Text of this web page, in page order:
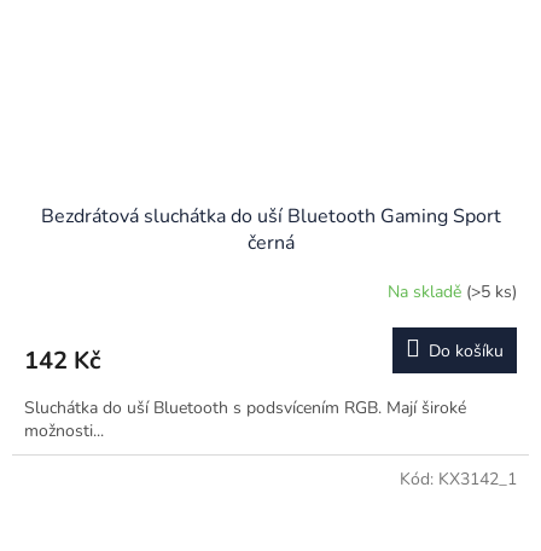
Bezdrátová sluchátka do uší Bluetooth Gaming Sport
černá
Na skladě (>5 ks)
142 Kč Do košíku
Sluchátka do uší Bluetooth s podsvícením RGB. Mají široké
možnosti...
Kód: KX3142_1